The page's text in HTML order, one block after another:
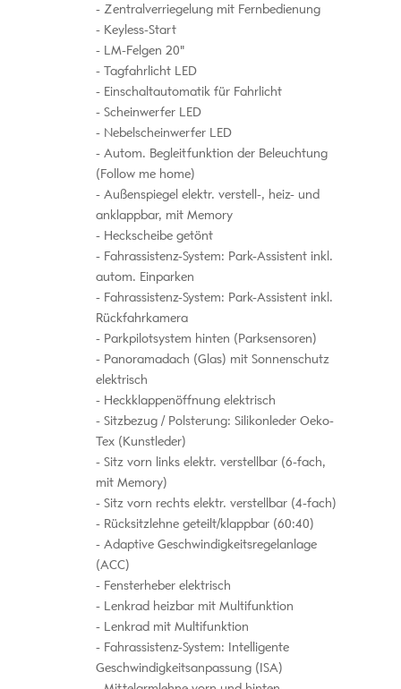
Zentralverriegelung mit Fernbedienung
Keyless-Start
LM-Felgen 20"
Tagfahrlicht LED
Einschaltautomatik für Fahrlicht
Scheinwerfer LED
Nebelscheinwerfer LED
Autom. Begleitfunktion der Beleuchtung
(Follow me home)
Außenspiegel elektr. verstell-, heiz- und
anklappbar, mit Memory
Heckscheibe getönt
Fahrassistenz-System: Park-Assistent inkl.
autom. Einparken
Fahrassistenz-System: Park-Assistent inkl.
Rückfahrkamera
Parkpilotsystem hinten (Parksensoren)
Panoramadach (Glas) mit Sonnenschutz
elektrisch
Heckklappenöffnung elektrisch
Sitzbezug / Polsterung: Silikonleder Oeko-
Tex (Kunstleder)
Sitz vorn links elektr. verstellbar (6-fach,
mit Memory)
Sitz vorn rechts elektr. verstellbar (4-fach)
Rücksitzlehne geteilt/klappbar (60:40)
Adaptive Geschwindigkeitsregelanlage
(ACC)
Fensterheber elektrisch
Lenkrad heizbar mit Multifunktion
Lenkrad mit Multifunktion
Fahrassistenz-System: Intelligente
Geschwindigkeitsanpassung (ISA)